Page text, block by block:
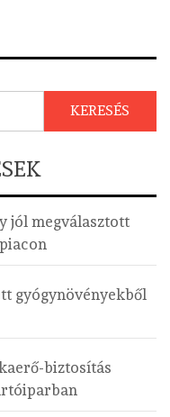
jól megválasztott
gyógynövényekből
biztosítás